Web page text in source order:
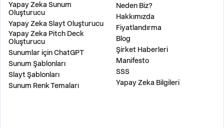
Yapay Zeka Sunum
Oluşturucu
Yapay Zeka Slayt Oluşturucu
Yapay Zeka Pitch Deck
Oluşturucu
Sunumlar için ChatGPT
Sunum Şablonları
Slayt Şablonları
Sunum Renk Temaları
Neden Biz?
Hakkımızda
Fiyatlandırma
Blog
Şirket Haberleri
Manifesto
SSS
Yapay Zeka Bilgileri